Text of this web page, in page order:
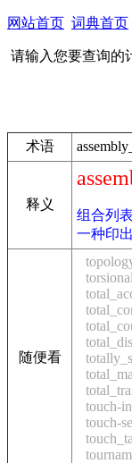
网站首页 词典首页
请输入您要查询的
术语
释义
组合列表
一种印
随便看
touch-
touch-